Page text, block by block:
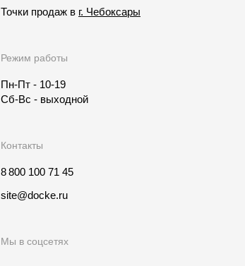
Точки продаж в г. Чебоксары
Режим работы
Пн-Пт - 10-19
Сб-Вс - выходной
Контакты
8 800 100 71 45
site@docke.ru
Мы в соцсетях